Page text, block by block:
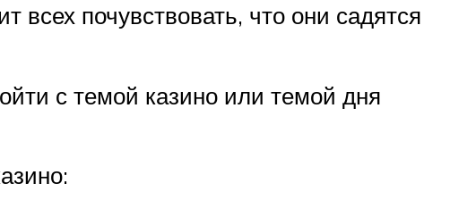
всех почувствовать, что они садятся
с темой казино или темой дня